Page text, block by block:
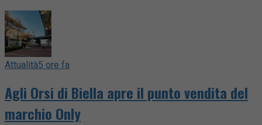
Attualità5 ore fa
Agli Orsi di Biella apre il punto vendita del
marchio Only